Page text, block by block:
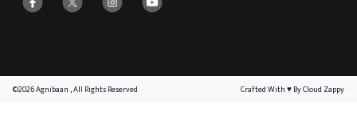
©2026 Agnibaan , All Rights Reserved Crafted With♥By Cloud Zappy